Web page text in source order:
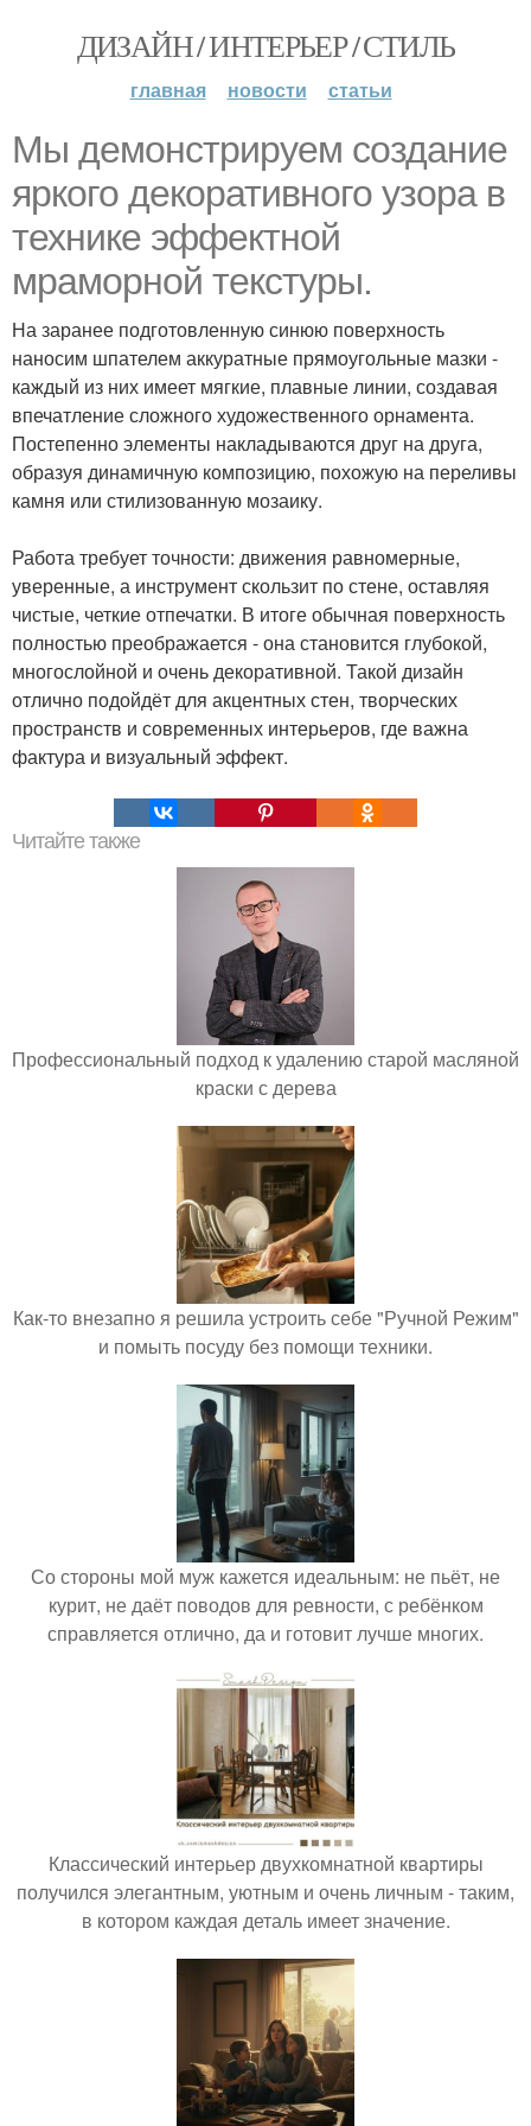
ДИЗАЙН / ИНТЕРЬЕР / СТИЛЬ
главная новости статьи
Мы демонстрируем создание
яркого декоративного узора в
технике эффектной
мраморной текстуры.
На заранее подготовленную синюю поверхность
наносим шпателем аккуратные прямоугольные мазки -
каждый из них имеет мягкие, плавные линии, создавая
впечатление сложного художественного орнамента.
Постепенно элементы накладываются друг на друга,
образуя динамичную композицию, похожую на переливы
камня или стилизованную мозаику.
Работа требует точности: движения равномерные,
уверенные, а инструмент скользит по стене, оставляя
чистые, четкие отпечатки. В итоге обычная поверхность
полностью преображается - она становится глубокой,
многослойной и очень декоративной. Такой дизайн
отлично подойдёт для акцентных стен, творческих
пространств и современных интерьеров, где важна
фактура и визуальный эффект.
Читайте также
Профессиональный подход к удалению старой масляной
краски с дерева
Как-то внезапно я решила устроить себе "Ручной Режим"
и помыть посуду без помощи техники.
Со стороны мой муж кажется идеальным: не пьёт, не
курит, не даёт поводов для ревности, с ребёнком
справляется отлично, да и готовит лучше многих.
Классический интерьер двухкомнатной квартиры
получился элегантным, уютным и очень личным - таким,
в котором каждая деталь имеет значение.